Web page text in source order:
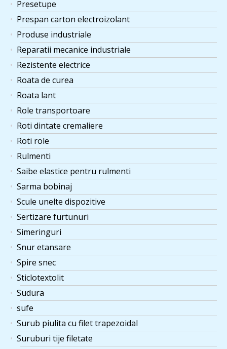
Presetupe
Prespan carton electroizolant
Produse industriale
Reparatii mecanice industriale
Rezistente electrice
Roata de curea
Roata lant
Role transportoare
Roti dintate cremaliere
Roti role
Rulmenti
Saibe elastice pentru rulmenti
Sarma bobinaj
Scule unelte dispozitive
Sertizare furtunuri
Simeringuri
Snur etansare
Spire snec
Sticlotextolit
Sudura
sufe
Surub piulita cu filet trapezoidal
Suruburi tije filetate